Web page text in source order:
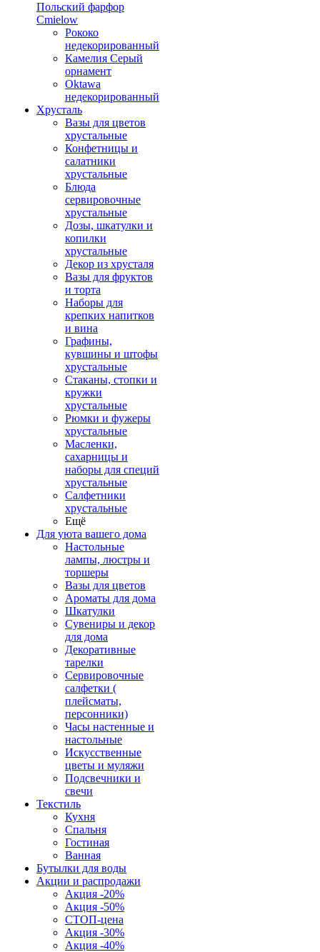
Польский фарфор
Сmielow
Рококо
недекорированный
Камелия Серый
орнамент
Oktawa
недекорированный
Хрусталь
Вазы для цветов
хрустальные
Конфетницы и
салатники
хрустальные
Блюда
сервировочные
хрустальные
Дозы, шкатулки и
копилки
хрустальные
Декор из хрусталя
Вазы для фруктов
и торта
Наборы для
крепких напитков
и вина
Графины,
кувшины и штофы
хрустальные
Стаканы, стопки и
кружки
хрустальные
Рюмки и фужеры
хрустальные
Масленки,
сахарницы и
наборы для специй
хрустальные
Салфетники
хрустальные
Ещё
Для уюта вашего дома
Настольные
лампы, люстры и
торшеры
Вазы для цветов
Ароматы для дома
Шкатулки
Сувениры и декор
для дома
Декоративные
тарелки
Сервировочные
салфетки (
плейсматы,
персонники)
Часы настенные и
настольные
Искусственные
цветы и муляжи
Подсвечники и
свечи
Текстиль
Кухня
Спальня
Гостиная
Ванная
Бутылки для воды
Акции и распродажи
Акция -20%
Акция -50%
СТОП-цена
Акция -30%
Акция -40%